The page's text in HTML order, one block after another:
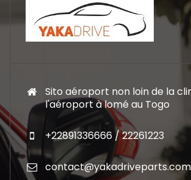
Sito aéroport non loin de la
l'aéroport à lomé au Togo
+22891336666 / 22261223
contact@yakadriveparts.com